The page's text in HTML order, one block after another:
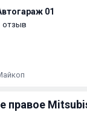
01
отзыв
правое